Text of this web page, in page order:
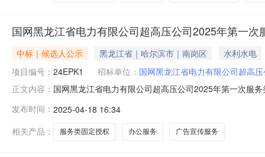
国网黑龙江省电力有限公司超高压公司2025年第一
中标｜候选人公示 黑龙江省｜哈尔滨市｜南岗区
水利水电
项目编号： 24EPK1 招标单位： 国网黑龙江省电力有限公司超高
正文内容： 国网黑龙江省电力有限公司超高压公司2025年第一次服
授权竞争性谈判采购（框架）24EPK1项目采购评审工作
在成交候选人公示期间以书
发布时间： 2025-04-18 16:34
相关产品：
服务类固定授权 办公服务 广告宣传服务